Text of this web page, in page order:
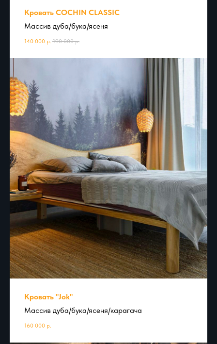
Кровать COCHIN CLASSIC
Массив дуба/бука/ясеня
140 000 р. 190 000 р.
Кровать "Jok"
Массив дуба/бука/ясеня/карагача
160 000 р.